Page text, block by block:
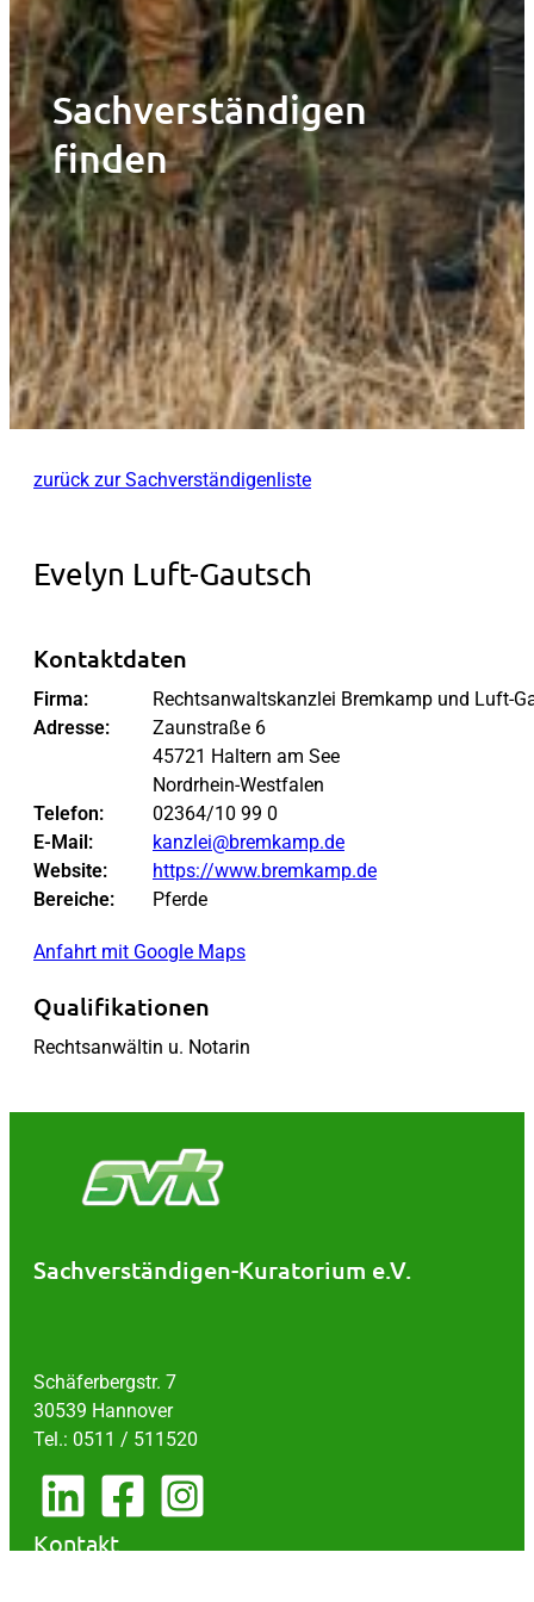
Sachverständigen
finden
zurück zur Sachverständigenliste
Evelyn Luft-Gautsch
Kontaktdaten
Firma:
Rechtsanwaltskanzlei Bremkamp und Luft-
Adresse:
Zaunstraße 6
45721 Haltern am See
Nordrhein-Westfalen
Telefon:
02364/10 99 0
E-Mail:
kanzlei@bremkamp.de
Website:
https://www.bremkamp.de
Bereiche:
Pferde
Anfahrt mit Google Maps
Qualifikationen
Rechtsanwältin u. Notarin
Sachverständigen-Kuratorium e.V.
Schäferbergstr. 7
30539 Hannover
Tel.: 0511 / 511520
Kontakt